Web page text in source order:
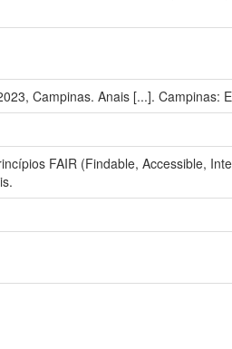
Campinas. Anais [...]. Campinas:
FAIR (Findable, Accessible,